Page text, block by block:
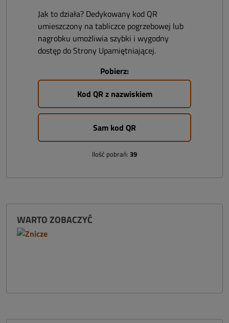
Jak to działa? Dedykowany kod QR
umieszczony na tabliczce pogrzebowej lub
nagrobku umożliwia szybki i wygodny
dostęp do Strony Upamiętniającej.
Pobierz:
Kod QR z nazwiskiem
Sam kod QR
Ilość pobrań: 39
WARTO ZOBACZYĆ